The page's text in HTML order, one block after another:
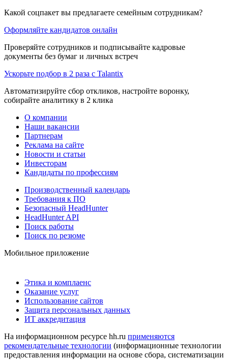
Какой соцпакет вы предлагаете семейным сотрудникам?
Оформляйте кандидатов онлайн
Проверяйте сотрудников и подписывайте кадровые
документы без бумаг и личных встреч
Ускорьте подбор в 2 раза с Talantix
Автоматизируйте сбор откликов, настройте воронку,
собирайте аналитику в 2 клика
О компании
Наши вакансии
Партнерам
Реклама на сайте
Новости и статьи
Инвесторам
Кандидаты по профессиям
Производственный календарь
Требования к ПО
Безопасный HeadHunter
HeadHunter API
Поиск работы
Поиск по резюме
Мобильное приложение
Этика и комплаенс
Оказание услуг
Использование сайтов
Защита персональных данных
ИТ аккредитация
На информационном ресурсе hh.ru применяются
рекомендательные технологии (информационные технологии
предоставления информации на основе сбора, систематизации